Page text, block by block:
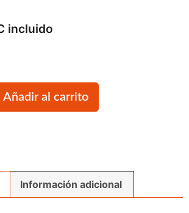
incluido
Añadir al carrito
Información adicional